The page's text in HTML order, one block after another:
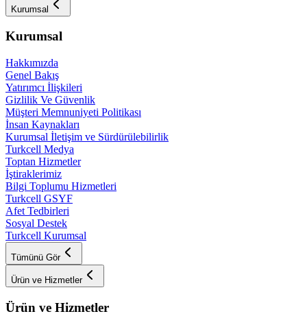
Kurumsal
Kurumsal
Hakkımızda
Genel Bakış
Yatırımcı İlişkileri
Gizlilik Ve Güvenlik
Müşteri Memnuniyeti Politikası
İnsan Kaynakları
Kurumsal İletişim ve Sürdürülebilirlik
Turkcell Medya
Toptan Hizmetler
İştiraklerimiz
Bilgi Toplumu Hizmetleri
Turkcell GSYF
Afet Tedbirleri
Sosyal Destek
Turkcell Kurumsal
Tümünü Gör
Ürün ve Hizmetler
Ürün ve Hizmetler